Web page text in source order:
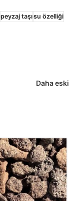
peyzaj taşısu özelliği
Daha eski